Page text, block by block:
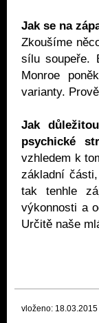
Jak se na
Zkoušíme
sílu soupeře.
Monroe
varianty.
Jak
psychické
vzhledem k
základní
tak tenhle
výkonnosti a
Určitě naše
vloženo: